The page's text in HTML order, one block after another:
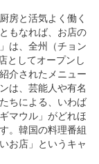
房と活気よく働く
もなれば、お店の
は、全州（チョン
としてオープンし
介されたメニュー
は、芸能人や有名
ちによる、いわば
マウル」がどれほ
。韓国の料理番組
お店」というキャ